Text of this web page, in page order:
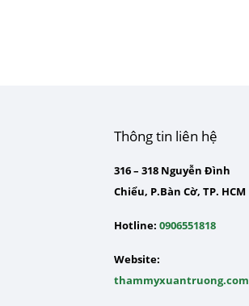
Thông tin liên hệ
316 – 318 Nguyễn Đình
Chiểu, P.Bàn Cờ, TP. HCM
Hotline: 0906551818
Website:
thammyxuantruong.com